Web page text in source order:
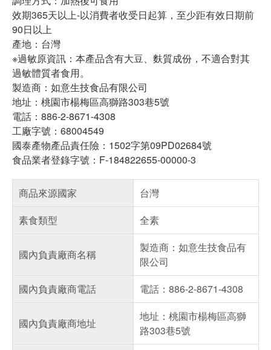
效期365天以上-以消費者收受日起算，至少距有效日期前
90日以上
產地：台灣
※過敏原資訊：本產品含有大豆、麩質成份，不適合對其
過敏體質者食用。
製造商：如意生技食品有限公司
地址：桃園市楊梅區高獅路303巷5號
電話：886-2-8671-4308
工廠字號：68004549
國泰產物產品責任險：1502字第09PD02684號
食品業者登錄字號：F-184822655-00000-3
商品來源國家
台灣
素食類型
全素
國內負責廠商名稱
製造商：如意生技食品有
限公司
國內負責廠商電話
電話：886-2-8671-4308
國內負責廠商地址
地址：桃園市楊梅區高獅
路303巷5號